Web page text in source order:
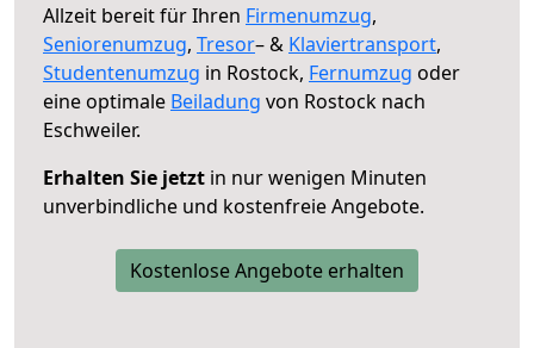
Allzeit bereit für Ihren Firmenumzug,
Seniorenumzug, Tresor– & Klaviertransport,
Studentenumzug in Rostock, Fernumzug oder
eine optimale Beiladung von Rostock nach
Eschweiler.
Erhalten Sie jetzt in nur wenigen Minuten
unverbindliche und kostenfreie Angebote.
Kostenlose Angebote erhalten